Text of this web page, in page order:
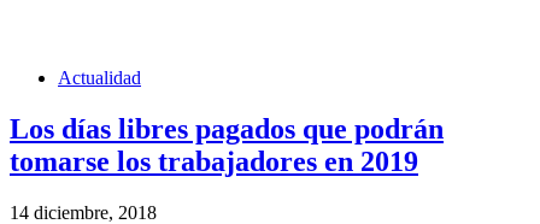
Actualidad
Los días libres pagados que podrán
tomarse los trabajadores en 2019
14 diciembre, 2018